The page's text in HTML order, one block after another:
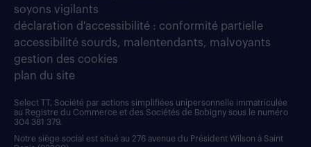
soyons vigilants
déclaration d'accessibilité : conformité partielle
accessibilité sourds, malentendants, malvoyants
gestion des cookies
plan du site
Select TT, Société par actions simplifiées unipersonnelle immatriculée
au Registre du Commerce et des Sociétés de Bobigny sous le numéro
304 381 379.
Notre siège social est situé au 276 avenue du Président Wilson à Saint